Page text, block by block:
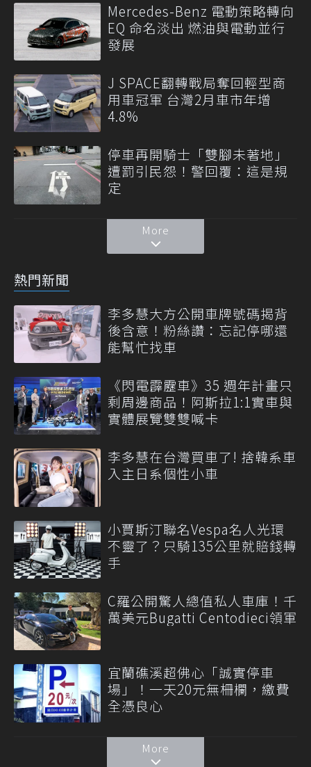
Mercedes-Benz 電動策略轉向
EQ 命名淡出 燃油與電動並行
發展
J SPACE翻轉戰局奪回輕型商
用車冠軍 台灣2月車市年增
4.8%
停車再開騎士「雙腳未著地」
遭罰引民怨！警回覆：這是規
定
More
熱門新聞
李多慧大方公開車牌號碼揭背
後含意！粉絲讚：忘記停哪還
能幫忙找車
《閃電霹靂車》35 週年計畫只
剩周邊商品！阿斯拉1:1實車與
實體展覽雙雙喊卡
李多慧在台灣買車了! 捨韓系車
入主日系個性小車
小賈斯汀聯名Vespa名人光環
不靈了？只騎135公里就賠錢轉
手
C羅公開驚人總值私人車庫！千
萬美元Bugatti Centodieci領軍
宜蘭礁溪超佛心「誠實停車
場」！一天20元無柵欄，繳費
全憑良心
More